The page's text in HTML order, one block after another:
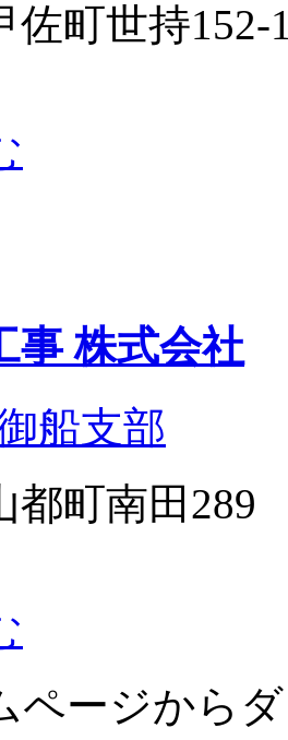
佐町世持
事 株式会社
船支部
都町南田
ページから